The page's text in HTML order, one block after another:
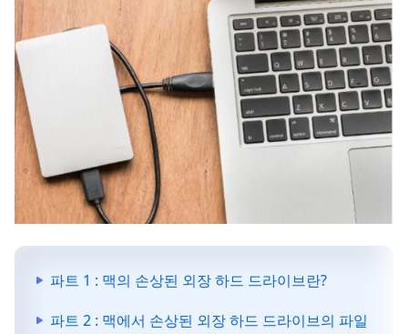
파트 1 : 맥의 손상된 외장 하드 드라이브란?
파트 2 : 맥에서 손상된 외장 하드 드라이브의 파일